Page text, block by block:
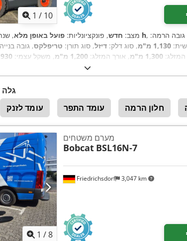
1 / 10
מצב: חדש, פונקציונליות: פועל באופן מלא, 10 h גובה הרמה:
1,130 מ"מ , סוג דלק: דיזל, סוג תורן: טריפלקס, גובה
1,300 מ"מ , אורך המזלג: 1,200 מ"מ , משקל עצמי: 6,930
גלה
עומד לזנק עומד התפר חלון הרמה
1 /8
Friedrichsdorf 3,047 km
מערם משטחים
Bobcat BSL16N-7